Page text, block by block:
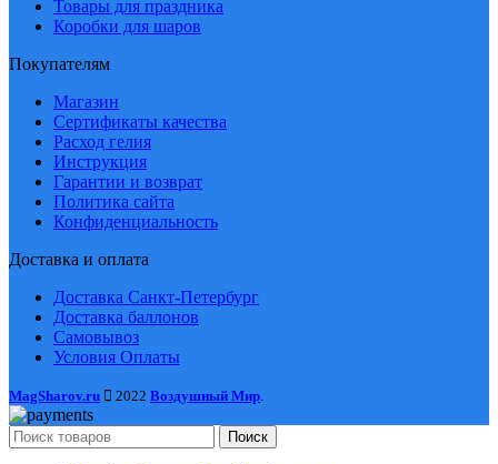
Товары для праздника
Коробки для шаров
Покупателям
Магазин
Сертификаты качества
Расход гелия
Инструкция
Гарантии и возврат
Политика сайта
Конфиденциальность
Доставка и оплата
Доставка Санкт-Петербург
Доставка баллонов
Самовывоз
Условия Оплаты
MagSharov.ru 2022 Воздушный Мир
Поиск